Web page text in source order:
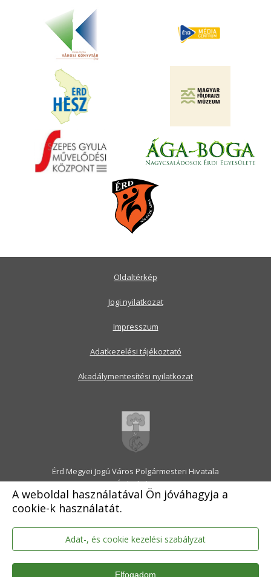
A weboldal használatával Ön jóváhagyja a
cookie-k használatát.
Adat-, és cookie kezelési szabályzat
Elfogadom
Érd Megyei Jogú Város Polgármesteri Hivatala
2030 Érd, Alsó utca 1.
Levélcím: 2031 Érd, Pf.: 31
E-mail:onkormanyzat@erd.hu
Telefonközpont:06-23-522-300
Ügyfélszolgálat:06-23-522-301
Hivatali Kapu: ERDPH
KRID szám: 707189964
Oldaltérkép
Jogi nyilatkozat
Impresszum
Adatkezelési tájékoztató
Akadálymentesítési nyilatkozat